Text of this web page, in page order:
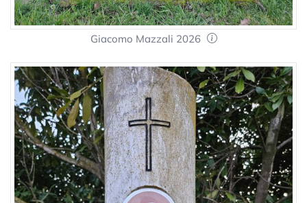
Giacomo Mazzali 2026